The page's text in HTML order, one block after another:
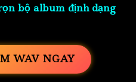
bộ album định dạng
WAV NGAY